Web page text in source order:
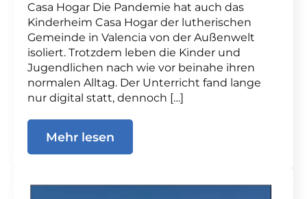
Casa Hogar Die Pandemie hat auch das
Kinderheim Casa Hogar der lutherischen
Gemeinde in Valencia von der Außenwelt
isoliert. Trotzdem leben die Kinder und
Jugendlichen nach wie vor beinahe ihren
normalen Alltag. Der Unterricht fand lange
nur digital statt, dennoch […]
Mehr lesen